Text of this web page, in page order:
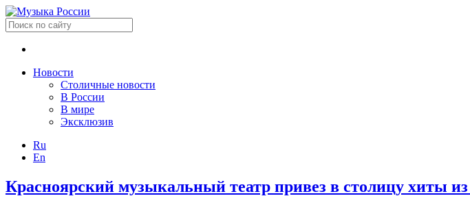
Новости
Столичные новости
В России
В мире
Эксклюзив
Ru
En
Красноярский музыкальный театр привез в столицу хиты